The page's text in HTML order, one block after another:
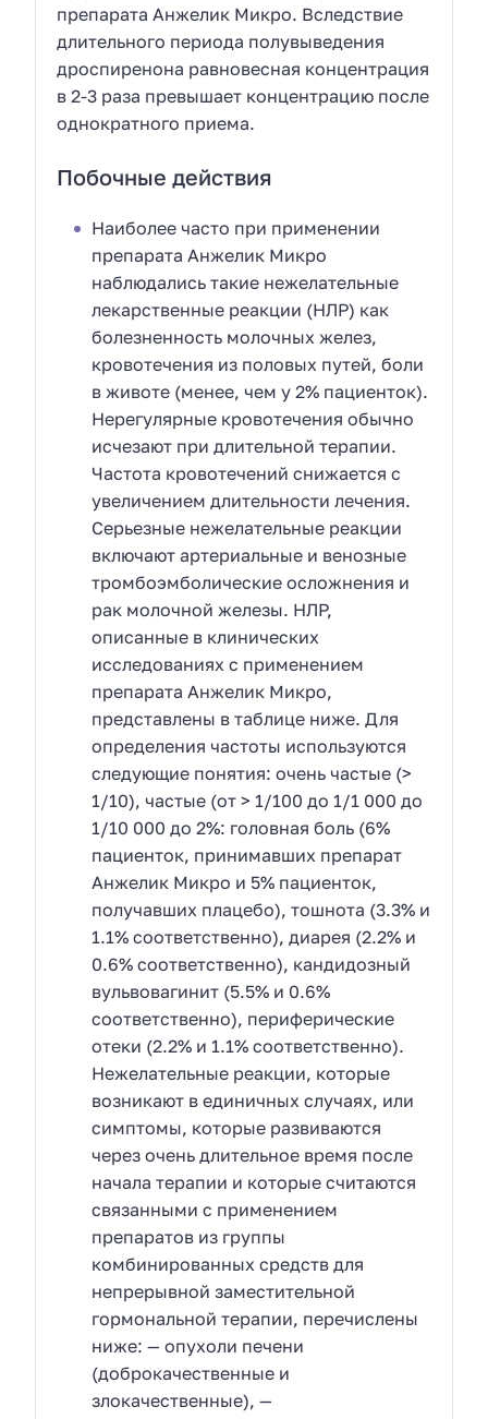
препарата Анжелик Микро. Вследствие
длительного периода полувыведения
дроспиренона равновесная концентрация
в 2-3 раза превышает концентрацию после
однократного приема.
Побочные действия
Наиболее часто при применении
препарата Анжелик Микро
наблюдались такие нежелательные
лекарственные реакции (НЛР) как
болезненность молочных желез,
кровотечения из половых путей, боли
в животе (менее, чем у 2% пациенток).
Нерегулярные кровотечения обычно
исчезают при длительной терапии.
Частота кровотечений снижается с
увеличением длительности лечения.
Серьезные нежелательные реакции
включают артериальные и венозные
тромбоэмболические осложнения и
рак молочной железы. НЛР,
описанные в клинических
исследованиях с применением
препарата Анжелик Микро,
представлены в таблице ниже. Для
определения частоты используются
следующие понятия: очень частые (>
1/10), частые (от > 1/100 до 1/1 000 до
1/10 000 до 2%: головная боль (6%
пациенток, принимавших препарат
Анжелик Микро и 5% пациенток,
получавших плацебо), тошнота (3.3% и
1.1% соответственно), диарея (2.2% и
0.6% соответственно), кандидозный
вульвовагинит (5.5% и 0.6%
соответственно), периферические
отеки (2.2% и 1.1% соответственно).
Нежелательные реакции, которые
возникают в единичных случаях, или
симптомы, которые развиваются
через очень длительное время после
начала терапии и которые считаются
связанными с применением
препаратов из группы
комбинированных средств для
непрерывной заместительной
гормональной терапии, перечислены
ниже: — опухоли печени
(доброкачественные и
злокачественные), —